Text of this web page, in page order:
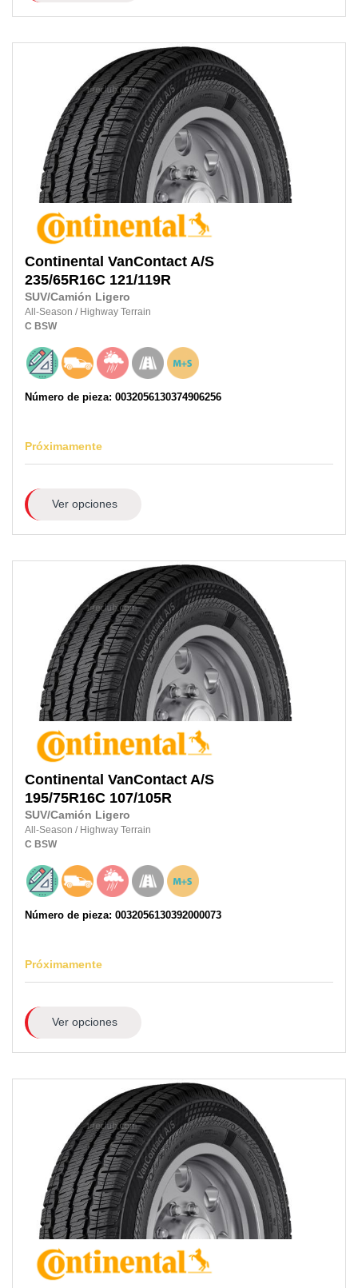
Continental VanContact A/S
235/65R16C 121/119R
SUV/Camión Ligero
All-Season / Highway Terrain
C BSW
Número de pieza: 0032056130374906256
Próximamente
Ver opciones
Continental VanContact A/S
195/75R16C 107/105R
SUV/Camión Ligero
All-Season / Highway Terrain
C BSW
Número de pieza: 0032056130392000073
Próximamente
Ver opciones